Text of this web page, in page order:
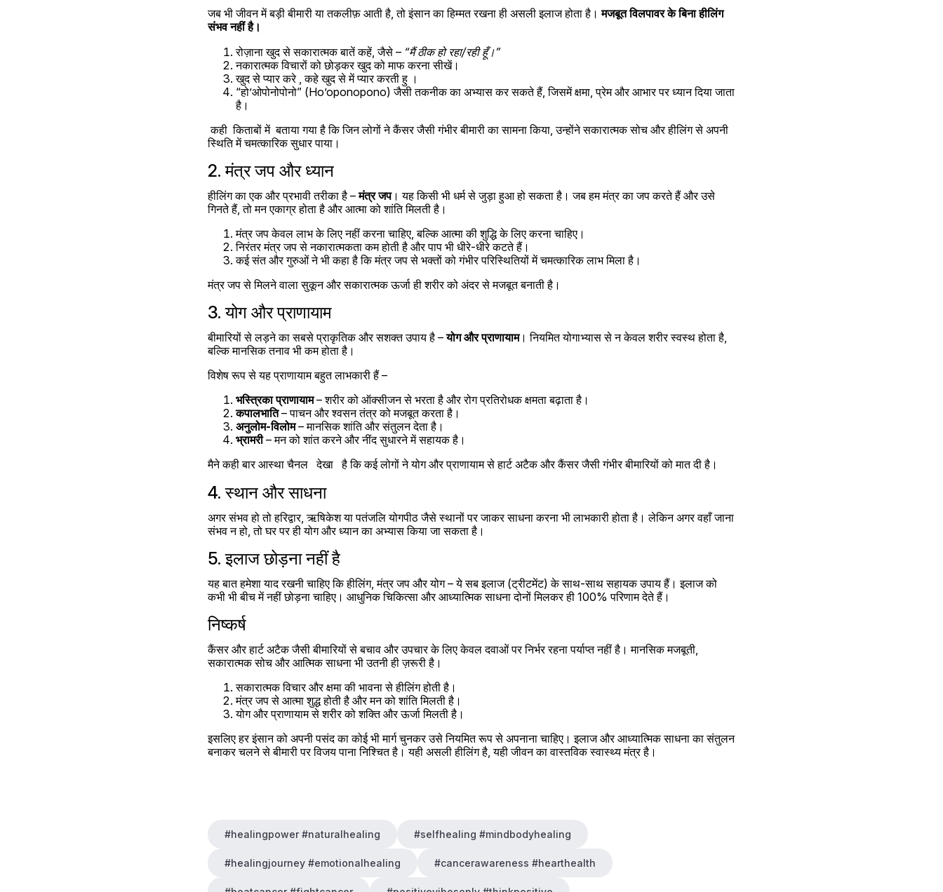
जब भी जीवन में बड़ी बीमारी या तकलीफ़ आती है, तो इंसान का हिम्मत रखना ही असली इलाज होता है। मजबूत विलपावर के बिना हीलिंग
संभव नहीं है।
रोज़ाना खुद से सकारात्मक बातें कहें, जैसे – “मैं ठीक हो रहा/रही हूँ।”
नकारात्मक विचारों को छोड़कर खुद को माफ करना सीखें।
खुद से प्यार करे , कहे खुद से में प्यार करती हु ।
“हो’ओपोनोपोनो” (Ho’oponopono) जैसी तकनीक का अभ्यास कर सकते हैं, जिसमें क्षमा, प्रेम और आभार पर ध्यान दिया जाता
है।
कही  किताबों में  बताया गया है कि जिन लोगों ने कैंसर जैसी गंभीर बीमारी का सामना किया, उन्होंने सकारात्मक सोच और हीलिंग से अपनी
स्थिति में चमत्कारिक सुधार पाया।
2. मंत्र जप और ध्यान
हीलिंग का एक और प्रभावी तरीका है – मंत्र जप। यह किसी भी धर्म से जुड़ा हुआ हो सकता है। जब हम मंत्र का जप करते हैं और उसे
गिनते हैं, तो मन एकाग्र होता है और आत्मा को शांति मिलती है।
मंत्र जप केवल लाभ के लिए नहीं करना चाहिए, बल्कि आत्मा की शुद्धि के लिए करना चाहिए।
निरंतर मंत्र जप से नकारात्मकता कम होती है और पाप भी धीरे-धीरे कटते हैं।
कई संत और गुरुओं ने भी कहा है कि मंत्र जप से भक्तों को गंभीर परिस्थितियों में चमत्कारिक लाभ मिला है।
मंत्र जप से मिलने वाला सुकून और सकारात्मक ऊर्जा ही शरीर को अंदर से मजबूत बनाती है।
3. योग और प्राणायाम
बीमारियों से लड़ने का सबसे प्राकृतिक और सशक्त उपाय है – योग और प्राणायाम। नियमित योगाभ्यास से न केवल शरीर स्वस्थ होता है,
बल्कि मानसिक तनाव भी कम होता है।
विशेष रूप से यह प्राणायाम बहुत लाभकारी हैं –
भस्त्रिका प्राणायाम – शरीर को ऑक्सीजन से भरता है और रोग प्रतिरोधक क्षमता बढ़ाता है।
कपालभाति – पाचन और श्वसन तंत्र को मजबूत करता है।
अनुलोम-विलोम – मानसिक शांति और संतुलन देता है।
भ्रामरी – मन को शांत करने और नींद सुधारने में सहायक है।
मैने कही बार आस्था चैनल   देखा   है कि कई लोगों ने योग और प्राणायाम से हार्ट अटैक और कैंसर जैसी गंभीर बीमारियों को मात दी है।
4. स्थान और साधना
अगर संभव हो तो हरिद्वार, ऋषिकेश या पतंजलि योगपीठ जैसे स्थानों पर जाकर साधना करना भी लाभकारी होता है। लेकिन अगर वहाँ जाना
संभव न हो, तो घर पर ही योग और ध्यान का अभ्यास किया जा सकता है।
5. इलाज छोड़ना नहीं है
यह बात हमेशा याद रखनी चाहिए कि हीलिंग, मंत्र जप और योग – ये सब इलाज (ट्रीटमेंट) के साथ-साथ सहायक उपाय हैं। इलाज को
कभी भी बीच में नहीं छोड़ना चाहिए। आधुनिक चिकित्सा और आध्यात्मिक साधना दोनों मिलकर ही 100% परिणाम देते हैं।
निष्कर्ष
कैंसर और हार्ट अटैक जैसी बीमारियों से बचाव और उपचार के लिए केवल दवाओं पर निर्भर रहना पर्याप्त नहीं है। मानसिक मजबूती,
सकारात्मक सोच और आत्मिक साधना भी उतनी ही ज़रूरी है।
सकारात्मक विचार और क्षमा की भावना से हीलिंग होती है।
मंत्र जप से आत्मा शुद्ध होती है और मन को शांति मिलती है।
योग और प्राणायाम से शरीर को शक्ति और ऊर्जा मिलती है।
इसलिए हर इंसान को अपनी पसंद का कोई भी मार्ग चुनकर उसे नियमित रूप से अपनाना चाहिए। इलाज और आध्यात्मिक साधना का संतुलन
बनाकर चलने से बीमारी पर विजय पाना निश्चित है। यही असली हीलिंग है, यही जीवन का वास्तविक स्वास्थ्य मंत्र है।
#healingpower #naturalhealing #selfhealing #mindbodyhealing
#healingjourney #emotionalhealing #cancerawareness #hearthealth